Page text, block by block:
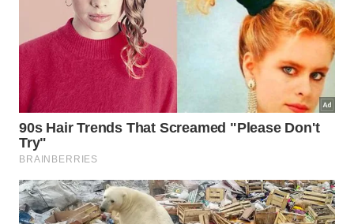
Sítio Recanto do Lago também oferece hospedagem -
Camila Karam/Turismo SA
Entre os destaques estão aFazenda Carnielliem